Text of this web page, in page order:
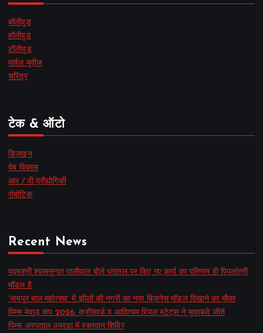
बॉलीवुड
हॉलीवुड
टॉलीवुड
मार्वल मूवीज
चरित्र
टेक & ऑटो
डिज़ाइन
वेब विकास
आर / वी प्रौद्योगिकी
रोबोटिक
Recent News
पद्मश्री श्यामसुन्दर पालीवाल बोले धरातल पर किए गए कार्य का परिणाम ही पिपलांत्री
मॉडल है
‘जयपुर बाल महोत्सव’ में झीलों की नगरी का नया बिज़नेस मॉडल दिखाने का मौका
पिम्स मेवाड़ कप 2026: क्रॉसवर्ड व आदित्यम रियल स्टेट्स ने मुकाबले जीते
पिम्स अस्पताल उमरडा में रक्तदान शिविर